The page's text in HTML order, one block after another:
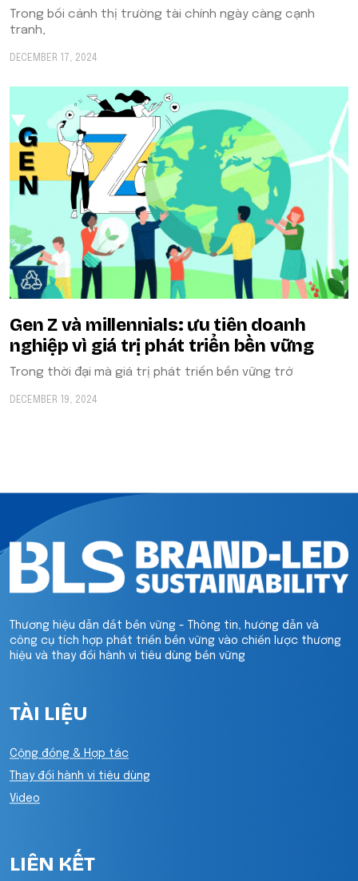
Trong bối cảnh thị trường tài chính ngày càng cạnh
tranh,
DECEMBER 17, 2024
Gen Z và millennials: ưu tiên doanh
nghiệp vì giá trị phát triển bền vững
Trong thời đại mà giá trị phát triển bền vững trở
DECEMBER 19, 2024
Thương hiệu dẫn dắt bền vững - Thông tin, hướng dẫn và
công cụ tích hợp phát triển bền vững vào chiến lược thương
hiệu và thay đổi hành vi tiêu dùng bền vững
TÀI LIỆU
Cộng đồng & Hợp tác
Thay đổi hành vi tiêu dùng
Video
LIÊN KẾT